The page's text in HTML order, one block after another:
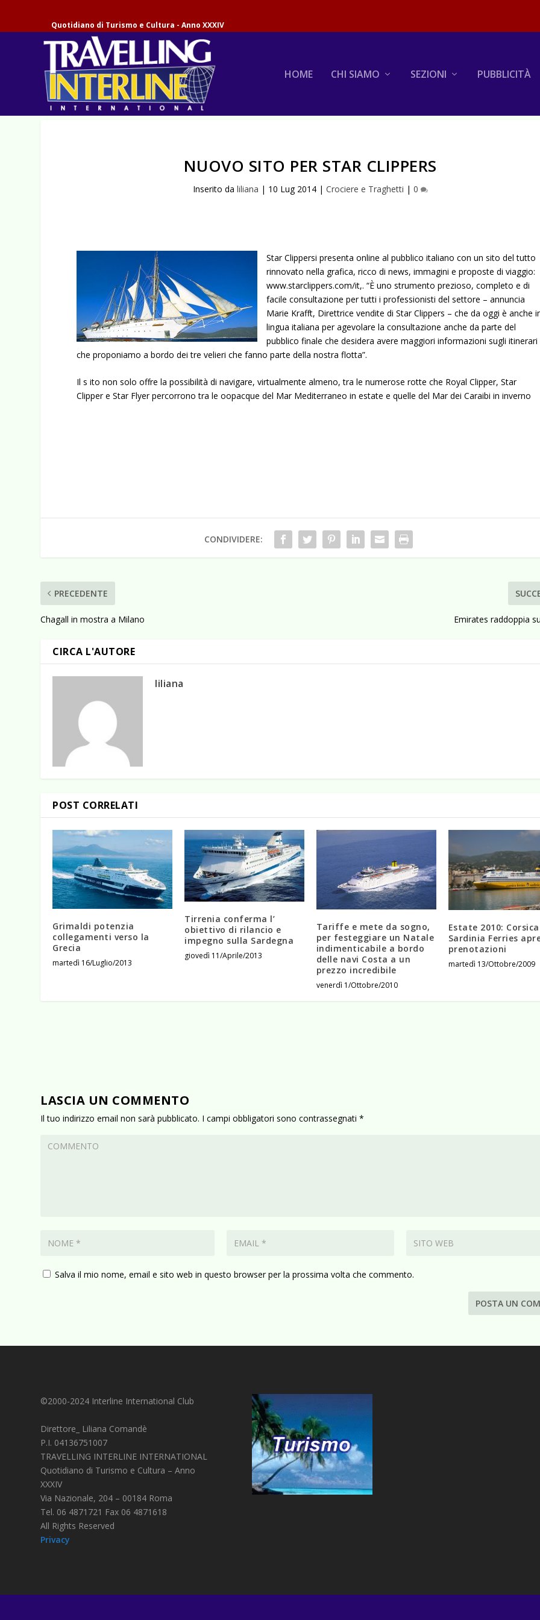
Quotidiano di Turismo e Cultura - Anno XXXIV
HOME CHI SIAMO SEZIONI PUBBLICITÀ
NUOVO SITO PER STAR CLIPPERS
Inserito da liliana | 10 Lug 2014| Crociere e Traghetti | 0
Star Clippersi presenta online al pubblico italiano con un sito del tutto
rinnovato nella grafica, ricco di news, immagini e proposte di viaggio:
www.starclippers.com/it,. “È uno strumento prezioso, completo e di
facile consultazione per tutti i professionisti del settore – annuncia
Marie Krafft, Direttrice vendite di Star Clippers – che da oggi è anche
lingua italiana per agevolare la consultazione anche da parte del
pubblico finale che desidera avere maggiori informazioni sugli itinerari
che proponiamo a bordo dei tre velieri che fanno parte della nostra flotta”.
Il s ito non solo offre la possibilità di navigare, virtualmente almeno, tra le numerose rotte che Royal Clipper, Star
Clipper e Star Flyer percorrono tra le oopacque del Mar Mediterraneo in estate e quelle del Mar dei Caraibi in inverno
CONDIVIDERE:
PRECEDENTE
Chagall in mostra a Milano Emirates raddoppia
CIRCA L'AUTORE
liliana
POST CORRELATI
Grimaldi potenzia
collegamenti verso la
Grecia
martedì 16/Luglio/2013
Tirrenia conferma l’
obiettivo di rilancio e
impegno sulla Sardegna
giovedì 11/Aprile/2013
Tariffe e mete da sogno,
per festeggiare un Natale
indimenticabile a bordo
delle navi Costa a un
prezzo incredibile
venerdì 1/Ottobre/2010
Estate 2010: Corsica
Sardinia Ferries
prenotazioni
martedì 13/Ottobre/2009
LASCIA UN COMMENTO
Il tuo indirizzo email non sarà pubblicato. I campi obbligatori sono contrassegnati*
Salva il mio nome, email e sito web in questo browser per la prossima volta che commento.
©2000-2024 Interline International Club
Direttore_ Liliana Comandè
P.I. 04136751007
TRAVELLING INTERLINE INTERNATIONAL
Quotidiano di Turismo e Cultura – Anno
XXXIV
Via Nazionale, 204 – 00184 Roma
Tel. 06 4871721 Fax 06 4871618
All Rights Reserved
Privacy